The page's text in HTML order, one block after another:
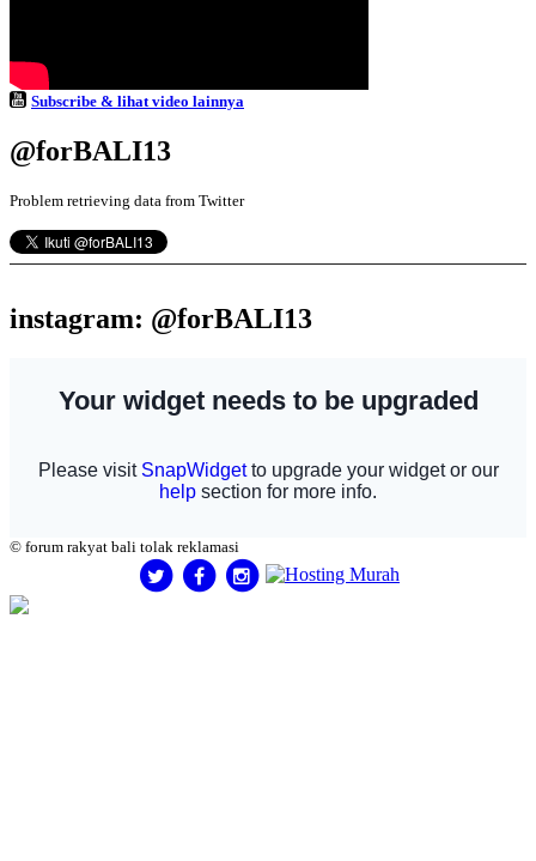
Subscribe & lihat video lainnya
@forBALI13
Problem retrieving data from Twitter
instagram: @forBALI13
© forum rakyat bali tolak reklamasi